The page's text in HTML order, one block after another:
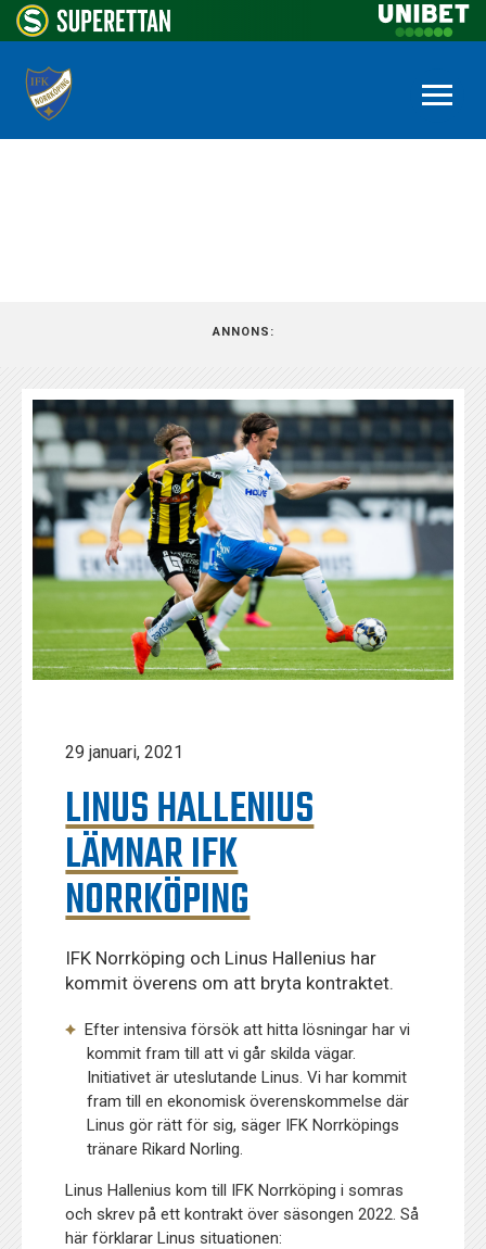
ANNONS:
29 januari, 2021
LINUS HALLENIUS
LÄMNAR IFK
NORRKÖPING
IFK Norrköping och Linus Hallenius har
kommit överens om att bryta kontraktet.
Efter intensiva försök att hitta lösningar har vi
kommit fram till att vi går skilda vägar.
Initiativet är uteslutande Linus. Vi har kommit
fram till en ekonomisk överenskommelse där
Linus gör rätt för sig, säger IFK Norrköpings
tränare Rikard Norling.
Linus Hallenius kom till IFK Norrköping i somras
och skrev på ett kontrakt över säsongen 2022. Så
här förklarar Linus situationen: